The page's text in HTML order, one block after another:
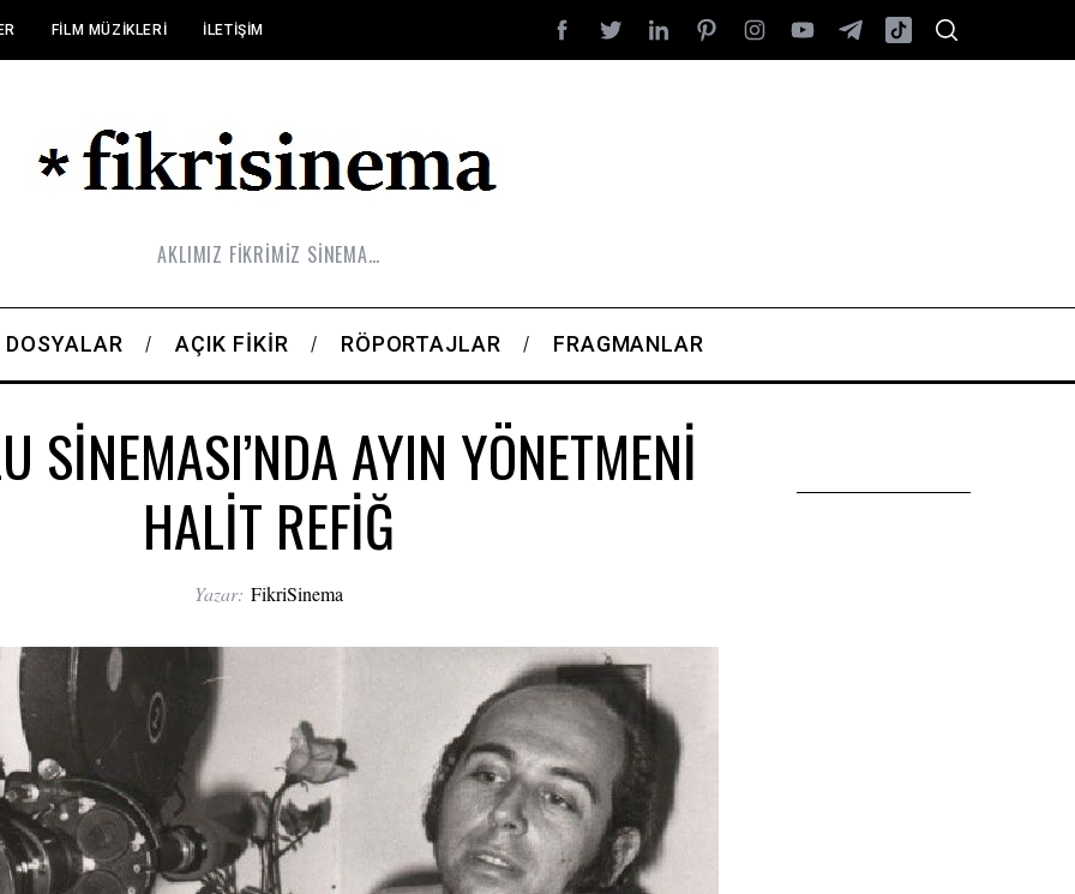
FILM MÜZIKLERI İLETIŞIM
AKLIMIZ FİKRİMİZ SİNEMA…
DOSYALAR AÇIK FIKIR RÖPORTAJLAR FRAGMANLAR
SİNEMASI’NDA AYIN YÖNETMENİ
HALİT REFİĞ
Yazar: FikriSinema